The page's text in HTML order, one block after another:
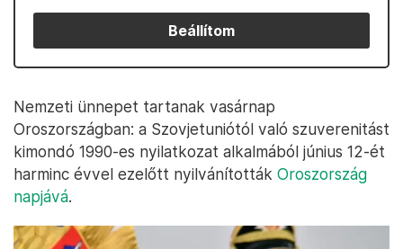
Beállítom
Nemzeti ünnepet tartanak vasárnap
Oroszországban: a Szovjetuniótól való szuverenitást
kimondó 1990-es nyilatkozat alkalmából június 12-ét
harminc évvel ezelőtt nyilvánították Oroszország
napjává.